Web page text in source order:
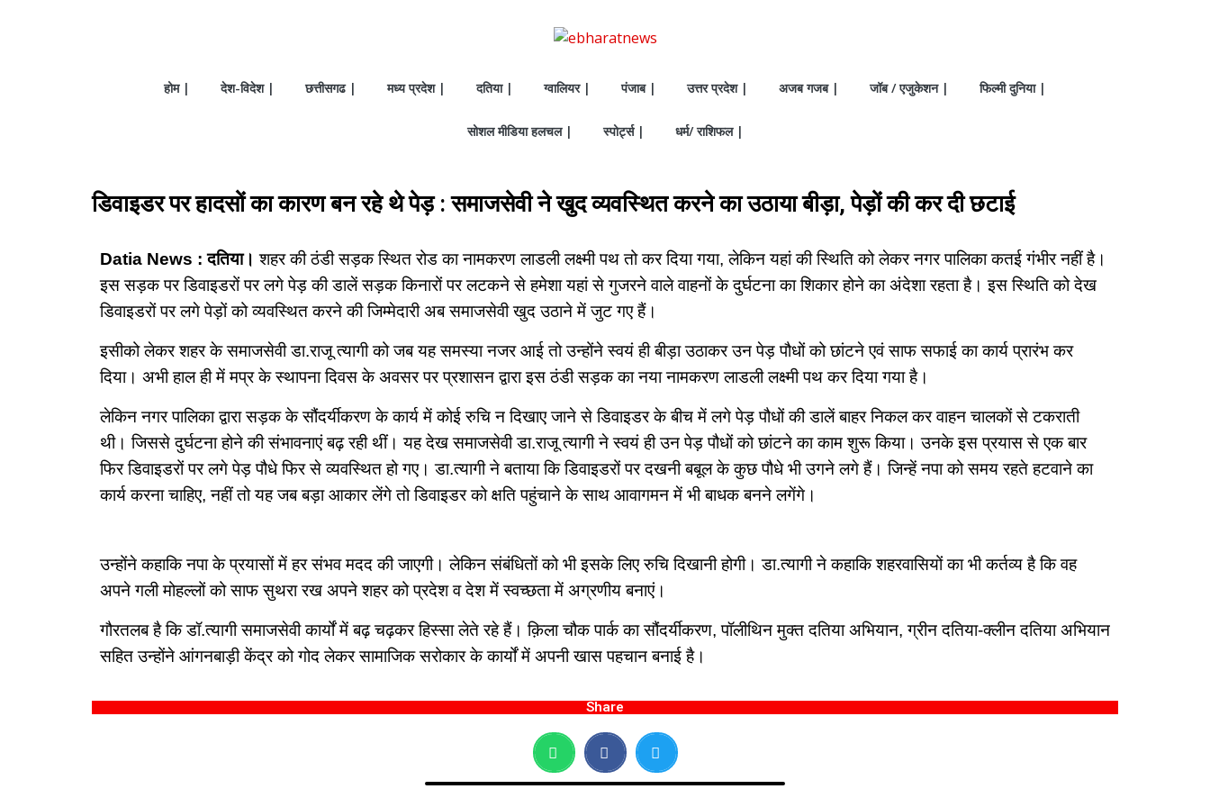
होम | देश-विदेश | छत्तीसगढ | मध्य प्रदेश | दतिया | ग्वालियर | पंजाब | उत्तर प्रदेश | अजब गजब | जॉब / एजुकेशन | फिल्मी दुनिया |
सोशल मीडिया हलचल | स्पोर्ट्स | धर्म/ राशिफल |
डिवाइडर पर हादसों का कारण बन रहे थे पेड़ : समाजसेवी ने खुद व्यवस्थित करने का उठाया बीड़ा, पेड़ों की कर दी छटाई
Datia News : दतिया। शहर की ठंडी सड़क स्थित रोड का नामकरण लाडली लक्ष्मी पथ तो कर दिया गया, लेकिन यहां की स्थिति को लेकर नगर पालिका कतई गंभीर नहीं है।
इस सड़क पर डिवाइडरों पर लगे पेड़ की डालें सड़क किनारों पर लटकने से हमेशा यहां से गुजरने वाले वाहनों के दुर्घटना का शिकार होने का अंदेशा रहता है। इस स्थिति को देख
डिवाइडरों पर लगे पेड़ों को व्यवस्थित करने की जिम्मेदारी अब समाजसेवी खुद उठाने में जुट गए हैं।
इसीको लेकर शहर के समाजसेवी डा.राजू त्यागी को जब यह समस्या नजर आई तो उन्होंने स्वयं ही बीड़ा उठाकर उन पेड़ पौधों को छांटने एवं साफ सफाई का कार्य प्रारंभ कर
दिया। अभी हाल ही में मप्र के स्थापना दिवस के अवसर पर प्रशासन द्वारा इस ठंडी सड़क का नया नामकरण लाडली लक्ष्मी पथ कर दिया गया है।
लेकिन नगर पालिका द्वारा सड़क के सौंदर्यीकरण के कार्य में कोई रुचि न दिखाए जाने से डिवाइडर के बीच में लगे पेड़ पौधों की डालें बाहर निकल कर वाहन चालकों से टकराती
थी। जिससे दुर्घटना होने की संभावनाएं बढ़ रही थीं। यह देख समाजसेवी डा.राजू त्यागी ने स्वयं ही उन पेड़ पौधों को छांटने का काम शुरू किया। उनके इस प्रयास से एक बार
फिर डिवाइडरों पर लगे पेड़ पौधे फिर से व्यवस्थित हो गए। डा.त्यागी ने बताया कि डिवाइडरों पर दखनी बबूल के कुछ पौधे भी उगने लगे हैं। जिन्हें नपा को समय रहते हटवाने का
कार्य करना चाहिए, नहीं तो यह जब बड़ा आकार लेंगे तो डिवाइडर को क्षति पहुंचाने के साथ आवागमन में भी बाधक बनने लगेंगे।
उन्होंने कहाकि नपा के प्रयासों में हर संभव मदद की जाएगी। लेकिन संबंधितों को भी इसके लिए रुचि दिखानी होगी। डा.त्यागी ने कहाकि शहरवासियों का भी कर्तव्य है कि वह
अपने गली मोहल्लों को साफ सुथरा रख अपने शहर को प्रदेश व देश में स्वच्छता में अग्रणीय बनाएं।
गौरतलब है कि डॉ.त्यागी समाजसेवी कार्यों में बढ़ चढ़कर हिस्सा लेते रहे हैं। क़िला चौक पार्क का सौंदर्यीकरण, पॉलीथिन मुक्त दतिया अभियान, ग्रीन दतिया-क्लीन दतिया अभियान
सहित उन्होंने आंगनबाड़ी केंद्र को गोद लेकर सामाजिक सरोकार के कार्यों में अपनी खास पहचान बनाई है।
Share